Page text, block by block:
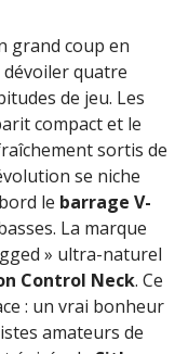
grand coup en
quatre
de jeu. Les
compact et le
sortis de
se niche
le barrage V-
La marque
» ultra-naturel
Control Neck. Ce
: un vrai bonheur
amateurs de